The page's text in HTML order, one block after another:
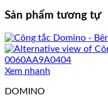
Sản phẩm tương tự
Xem nhanh
DOMINO